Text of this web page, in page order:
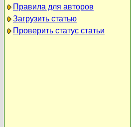
Правила для авторов
Загрузить статью
Проверить статус статьи